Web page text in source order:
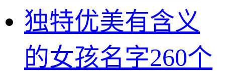
独特优美有含义
的女孩名字260个